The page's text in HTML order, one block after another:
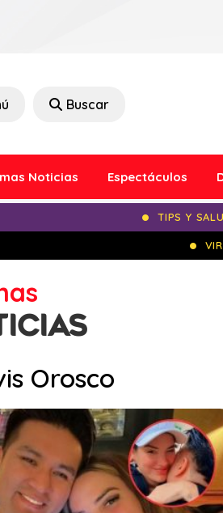
Buscar
Noticias Espectáculos
TIPS Y
Orosco